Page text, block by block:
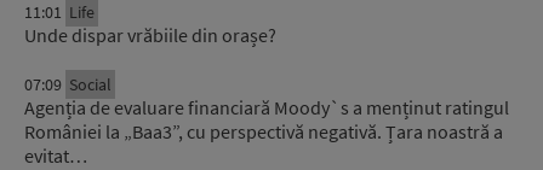
11:01 Life
Unde dispar vrăbiile din orașe?
07:09 Social
Agenția de evaluare financiară Moody`s a menținut ratingul
României la „Baa3”, cu perspectivă negativă. Țara noastră a
evitat…